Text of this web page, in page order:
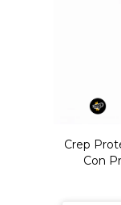
Crep
Con